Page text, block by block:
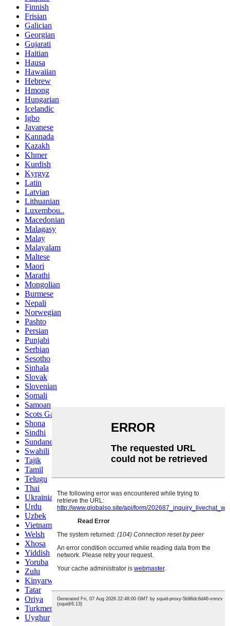
Finnish
Frisian
Galician
Georgian
Gujarati
Haitian
Hausa
Hawaiian
Hebrew
Hmong
Hungarian
Icelandic
Igbo
Javanese
Kannada
Kazakh
Khmer
Kurdish
Kyrgyz
Latin
Latvian
Lithuanian
Luxembou..
Macedonian
Malagasy
Malay
Malayalam
Maltese
Maori
Marathi
Mongolian
Burmese
Nepali
Norwegian
Pashto
Persian
Punjabi
Serbian
Sesotho
Sinhala
Slovak
Slovenian
Somali
Samoan
Scots Gaelic
Shona
Sindhi
Sundanese
Swahili
Tajik
Tamil
Telugu
Thai
Ukrainian
Urdu
Uzbek
Vietnamese
Welsh
Xhosa
Yiddish
Yoruba
Zulu
Kinyarwanda
Tatar
Oriya
Turkmen
Uyghur